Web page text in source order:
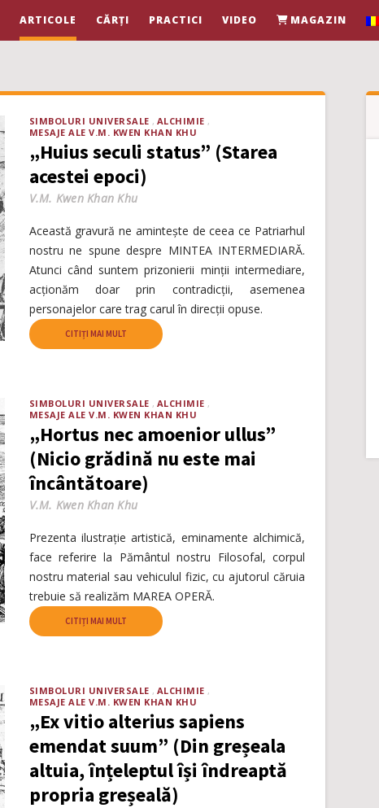
ARTICOLE CĂRȚI PRACTICI VIDEO MAGAZIN
SIMBOLURI UNIVERSALE
ALCHIMIE
MESAJE ALE V.M. KWEN KHAN KHU
„Huius seculi status” (Starea
acestei epoci)
V.M. Kwen Khan Khu
Această gravură ne amintește de ceea ce Patriarhul
nostru ne spune despre MINTEA INTERMEDIARĂ.
Atunci când suntem prizonierii minții intermediare,
acționăm doar prin contradicții, asemenea
personajelor care trag carul în direcții opuse.
CITIȚI MAI MULT
SIMBOLURI UNIVERSALE
ALCHIMIE
MESAJE ALE V.M. KWEN KHAN KHU
„Hortus nec amoenior ullus”
(Nicio grădină nu este mai
încântătoare)
V.M. Kwen Khan Khu
Prezenta ilustrație artistică, eminamente alchimică,
face referire la Pământul nostru Filosofal, corpul
nostru material sau vehiculul fizic, cu ajutorul căruia
trebuie să realizăm MAREA OPERĂ.
CITIȚI MAI MULT
SIMBOLURI UNIVERSALE
ALCHIMIE
MESAJE ALE V.M. KWEN KHAN KHU
„Ex vitio alterius sapiens
emendat suum” (Din greșeala
altuia, înțeleptul își îndreaptă
propria greșeală)